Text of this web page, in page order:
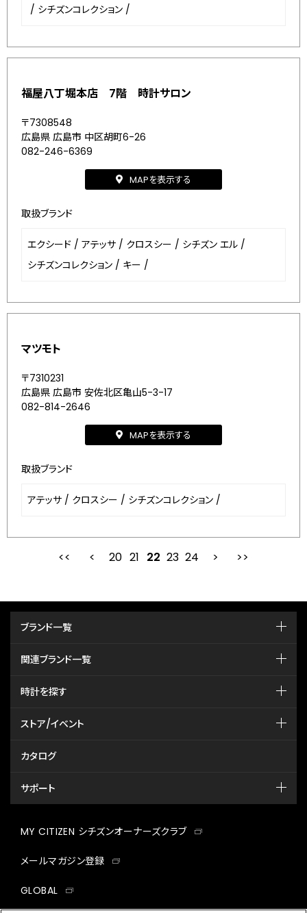
/ シチズンコレクション /
福屋八丁堀本店 7階 時計サロン
〒7308548
広島県 広島市 中区胡町6-26
082-246-6369
MAPを表示する
取扱ブランド
エクシード / アテッサ / クロスシー / シチズン エル /
シチズンコレクション / キー /
マツモト
〒7310231
広島県 広島市 安佐北区亀山5-3-17
082-814-2646
MAPを表示する
取扱ブランド
アテッサ / クロスシー / シチズンコレクション /
最初 前
20 21 22 23 24
ブランド一覧
関連ブランド一覧
時計を探す
ストア/イベント
カタログ
サポート
MY CITIZEN シチズンオーナーズクラブ
メールマガジン登録
GLOBAL